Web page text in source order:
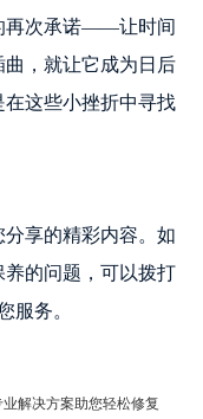
再次承诺——让时间
，就让它成为日后
这些小挫折中寻找
分享的精彩内容。如
的问题，可以拨打
服务。
解决方案助您轻松修复